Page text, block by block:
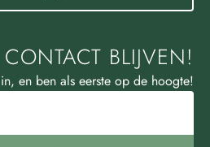
BLIJVEN!
en ben als eerste op de hoogte!